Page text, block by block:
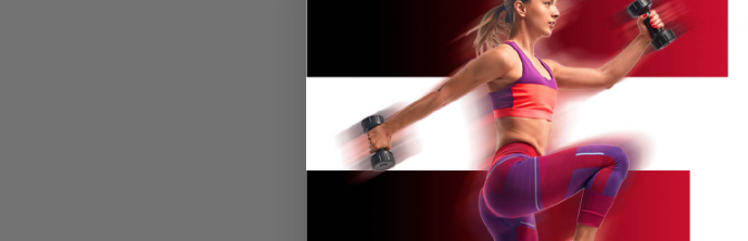
Une question sur ce